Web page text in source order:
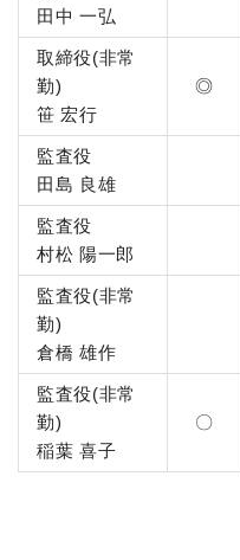
田中 一弘
取締役(非常
勤)
笹 宏行
◎
監査役
田島 良雄
監査役
村松 陽一郎
監査役(非常
勤)
倉橋 雄作
監査役(非常
勤)
稲葉 喜子
〇